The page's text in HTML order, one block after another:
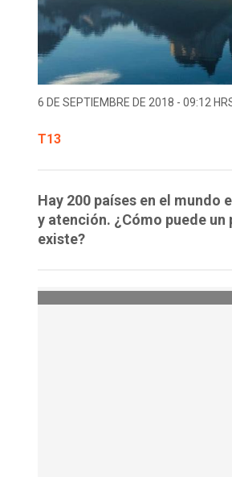
6 DE SEPTIEMBRE DE 2018 - 09:12
T13
Hay 200 países en el
y atención. ¿Cómo puede
existe?